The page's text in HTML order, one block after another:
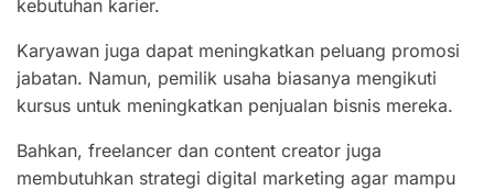
kebutuhan karier.
Karyawan juga dapat meningkatkan peluang promosi
jabatan. Namun, pemilik usaha biasanya mengikuti
kursus untuk meningkatkan penjualan bisnis mereka.
Bahkan, freelancer dan content creator juga
membutuhkan strategi digital marketing agar mampu